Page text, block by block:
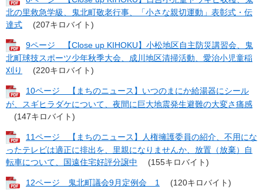
北の里救急学級、鬼北町敬老行事、「小さな親切運動」表彰式・伝
達式 (207キロバイト)
9ページ 【Close up KIHOKU】小松地区自主防災講習会、鬼
北町球技スポーツ少年秋季大会、成川地区清掃活動、愛治小児童稲
刈り
(220キロバイト)
10ページ 【まちのニュース】いつのまにか給湯器にシール
が、スギヒラダケについて、夜間に巨大地震発生避難の大変さ痛感
(147キロバイト)
11ページ 【まちのニュース】人権擁護委員の紹介、不用にな
ったテレビは適正に排出を、里親になりませんか、放置（放棄）自
転車について、国遠住宅好評分譲中 (155キロバイト)
12ページ 鬼北町議会9月定例会 1 (120キロバイト)